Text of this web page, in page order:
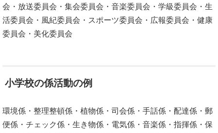
会・放送委員会・集会委員会・音楽委員会・学級委員会・生
活委員会・風紀委員会・スポーツ委員会・広報委員会・健康
委員会・美化委員会
小学校の係活動の例
環境係・整理整頓係・植物係・司会係・手話係・配達係・郵
便係・チェック係・生き物係・電気係・音楽係・指揮係・保